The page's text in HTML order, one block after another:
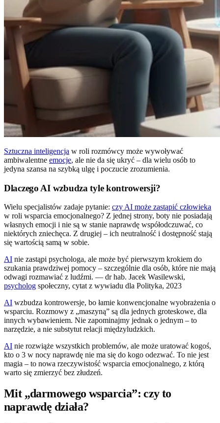
Sztuczna inteligencja w roli rozmówcy może wywoływać
ambiwalentne emocje, ale nie da się ukryć – dla wielu osób to
jedyna szansa na szybką ulgę i poczucie zrozumienia.
Dlaczego AI wzbudza tyle kontrowersji?
Wielu specjalistów zadaje pytanie: czy AI może zastąpić człowieka
w roli wsparcia emocjonalnego? Z jednej strony, boty nie posiadają
własnych emocji i nie są w stanie naprawdę współodczuwać, co
niektórych zniechęca. Z drugiej – ich neutralność i dostępność stają
się wartością samą w sobie.
AI nie zastąpi psychologa, ale może być pierwszym krokiem do
szukania prawdziwej pomocy – szczególnie dla osób, które nie mają
odwagi rozmawiać z ludźmi. — dr hab. Jacek Wasilewski,
psycholog społeczny, cytat z wywiadu dla Polityka, 2023
AI wzbudza kontrowersje, bo łamie konwencjonalne wyobrażenia o
wsparciu. Rozmowy z „maszyną” są dla jednych groteskowe, dla
innych wybawieniem. Nie zapominajmy jednak o jednym – to
narzędzie, a nie substytut relacji międzyludzkich.
AI nie rozwiąże wszystkich problemów, ale może uratować kogoś,
kto o 3 w nocy naprawdę nie ma się do kogo odezwać. To nie jest
magia – to nowa rzeczywistość wsparcia emocjonalnego, z którą
warto się zmierzyć bez złudzeń.
Mit „darmowego wsparcia”: czy to
naprawdę działa?